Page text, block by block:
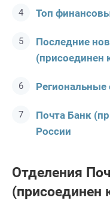
Топ
Последние
(присоединен
Региональные
Почта Банк
России
Отделения
(присоединен